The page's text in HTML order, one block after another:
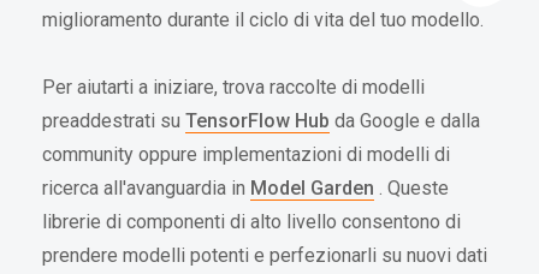
miglioramento durante il ciclo di vita del tuo modello.
Per aiutarti a iniziare, trova raccolte di modelli
preaddestrati su TensorFlow Hub da Google e dalla
community oppure implementazioni di modelli di
ricerca all'avanguardia in Model Garden . Queste
librerie di componenti di alto livello consentono di
prendere modelli potenti e perfezionarli su nuovi dati